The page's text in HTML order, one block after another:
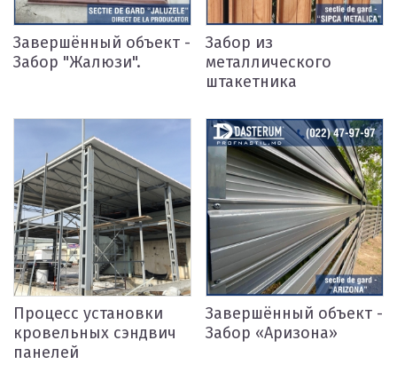
Завершённый объект -
Забор "Жалюзи".
Забор из
металлического
штакетника
Процесс установки
кровельных сэндвич
панелей
Завершённый объект -
Забор «Аризона»